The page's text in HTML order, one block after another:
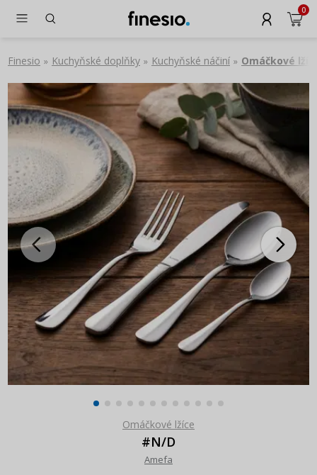
0
Finesio » Kuchyňské doplňky » Kuchyňské náčiní » Omáčkové
Omáčkové lžíce
#N/D
Amefa